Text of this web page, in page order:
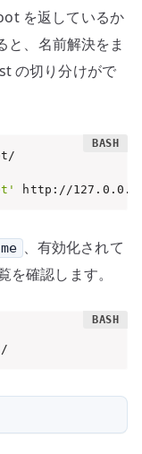
を返しているか
、名前解決をま
の切り分けがで
http://
、有効化されて
確認します。